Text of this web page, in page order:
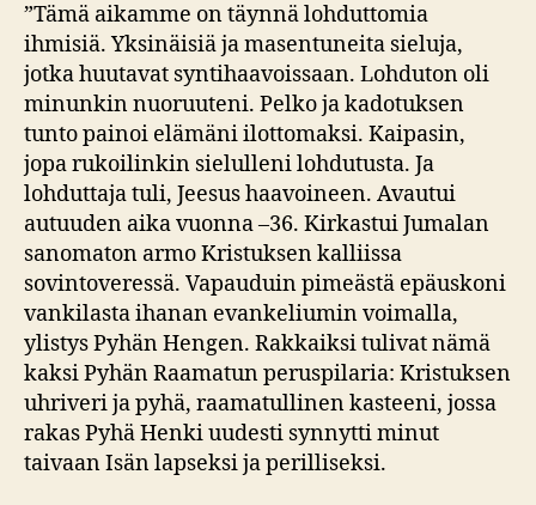
”Tämä aikamme on täynnä lohduttomia
ihmisiä. Yksinäisiä ja masentuneita sieluja,
jotka huutavat syntihaavoissaan. Lohduton oli
minunkin nuoruuteni. Pelko ja kadotuksen
tunto painoi elämäni ilottomaksi. Kaipasin,
jopa rukoilinkin sielulleni lohdutusta. Ja
lohduttaja tuli, Jeesus haavoineen. Avautui
autuuden aika vuonna –36. Kirkastui Jumalan
sanomaton armo Kristuksen kalliissa
sovintoveressä. Vapauduin pimeästä epäuskoni
vankilasta ihanan evankeliumin voimalla,
ylistys Pyhän Hengen. Rakkaiksi tulivat nämä
kaksi Pyhän Raamatun peruspilaria: Kristuksen
uhriveri ja pyhä, raamatullinen kasteeni, jossa
rakas Pyhä Henki uudesti synnytti minut
taivaan Isän lapseksi ja perilliseksi.